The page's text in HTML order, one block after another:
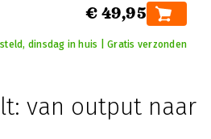
€ 49,95
dinsdag in huis | Gratis verzonden
van output naar